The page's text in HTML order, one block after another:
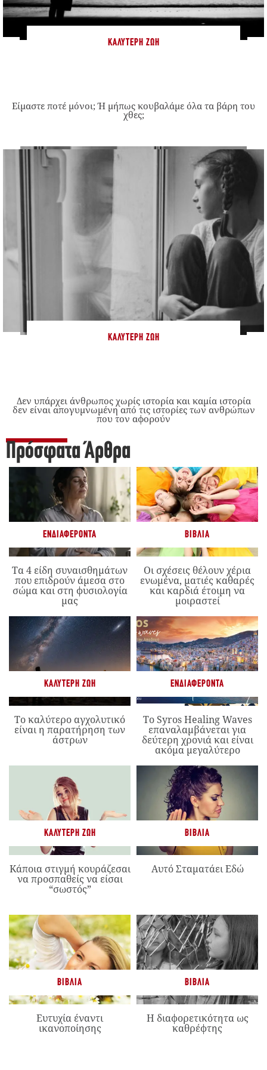
ΚΑΛΎΤΕΡΗ ΖΩΉ
Είμαστε ποτέ μόνοι; Ή μήπως κουβαλάμε όλα τα βάρη του
χθες;
ΚΑΛΎΤΕΡΗ ΖΩΉ
Δεν υπάρχει άνθρωπος χωρίς ιστορία και καμία ιστορία
δεν είναι απογυμνωμένη από τις ιστορίες των ανθρώπων
που τον αφορούν
Πρόσφατα Άρθρα
ΕΝΔΙΑΦΈΡΟΝΤΑ
Τα 4 είδη συναισθημάτων
που επιδρούν άμεσα στο
σώμα και στη φυσιολογία
μας
ΒΙΒΛΊΑ
Οι σχέσεις θέλουν χέρια
ενωμένα, ματιές καθαρές
και καρδιά έτοιμη να
μοιραστεί
ΚΑΛΎΤΕΡΗ ΖΩΉ
Το καλύτερο αγχολυτικό
είναι η παρατήρηση των
άστρων
ΕΝΔΙΑΦΈΡΟΝΤΑ
Το Syros Healing Waves
επαναλαμβάνεται για
δεύτερη χρονιά και είναι
ακόμα μεγαλύτερο
ΚΑΛΎΤΕΡΗ ΖΩΉ
Κάποια στιγμή κουράζεσαι
να προσπαθείς να είσαι
“σωστός”
ΒΙΒΛΊΑ
Αυτό Σταματάει Εδώ
ΒΙΒΛΊΑ
Ευτυχία έναντι
ικανοποίησης
ΒΙΒΛΊΑ
Η διαφορετικότητα ως
καθρέφτης